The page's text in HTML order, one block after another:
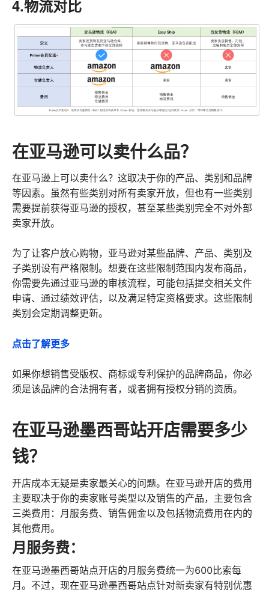
4.物流对比
在亚马逊可以卖什么品？
在亚马逊上可以卖什么？这取决于你的产品、类别和品牌
等因素。虽然有些类别对所有卖家开放，但也有一些类别
需要提前获得亚马逊的授权，甚至某些类别完全不对外部
卖家开放。
为了让客户放心购物，亚马逊对某些品牌、产品、类别及
子类别设有严格限制。想要在这些限制范围内发布商品，
你需要先通过亚马逊的审核流程，可能包括提交相关文件
申请、通过绩效评估，以及满足特定资格要求。这些限制
类别会定期调整更新。
点击了解更多
如果你想销售受版权、商标或专利保护的品牌商品，你必
须是该品牌的合法拥有者，或者拥有授权分销的资质。
在亚马逊墨西哥站开店需要多少
钱？
开店成本无疑是卖家最关心的问题。在亚马逊开店的费用
主要取决于你的卖家账号类型以及销售的产品，主要包含
三类费用：月服务费、销售佣金以及包括物流费用在内的
其他费用。
月服务费：
在亚马逊墨西哥站点开店的月服务费统一为600比索每
月。不过，现在亚马逊墨西哥站点针对新卖家有特别优惠